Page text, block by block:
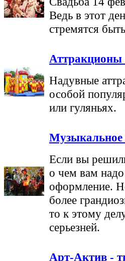
Ведь в этот
стремятся
Аттракционы
Надувные
особой
или гуляньях.
Музыкальное
Если вы
о чем вам надо
оформление.
более
то к этому
серьезней.
Арт-Актив -